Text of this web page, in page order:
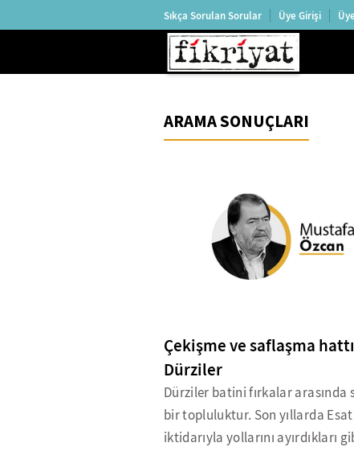
Sıkça Sorulan Sorular Üye Girişi
ARAMA SONUÇLARI
Çekişme ve saflaşma
Dürziler
Dürziler batini fırkalar arasında
bir topluluktur. Son yıllarda Esat
iktidarıyla yollarını ayırdıkları